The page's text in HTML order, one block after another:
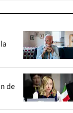
de